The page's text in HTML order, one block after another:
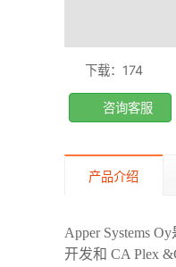
下载：174
咨询客服
产品介绍
Apper Systems
开发和 CA Plex